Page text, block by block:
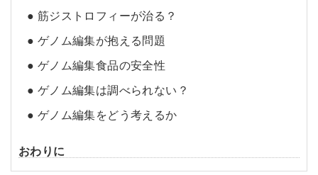
● 筋ジストロフィーが治る？
● ゲノム編集が抱える問題
● ゲノム編集食品の安全性
● ゲノム編集は調べられない？
● ゲノム編集をどう考えるか
おわりに